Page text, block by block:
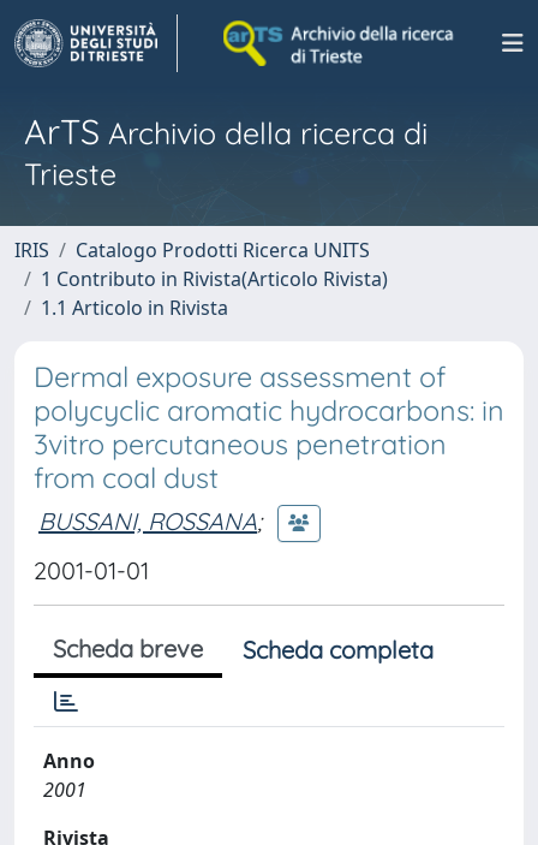
ArTS Archivio della ricerca di
Trieste
IRIS
Catalogo Prodotti Ricerca UNITS
1 Contributo in Rivista(Articolo Rivista)
1.1 Articolo in Rivista
Dermal exposure assessment of
polycyclic aromatic hydrocarbons: in
3vitro percutaneous penetration
from coal dust
BUSSANI, ROSSANA;
2001-01-01
Scheda breve Scheda completa
Anno
2001
Rivista